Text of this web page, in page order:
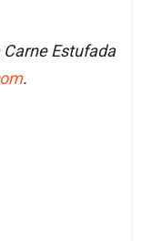
Estufada
.